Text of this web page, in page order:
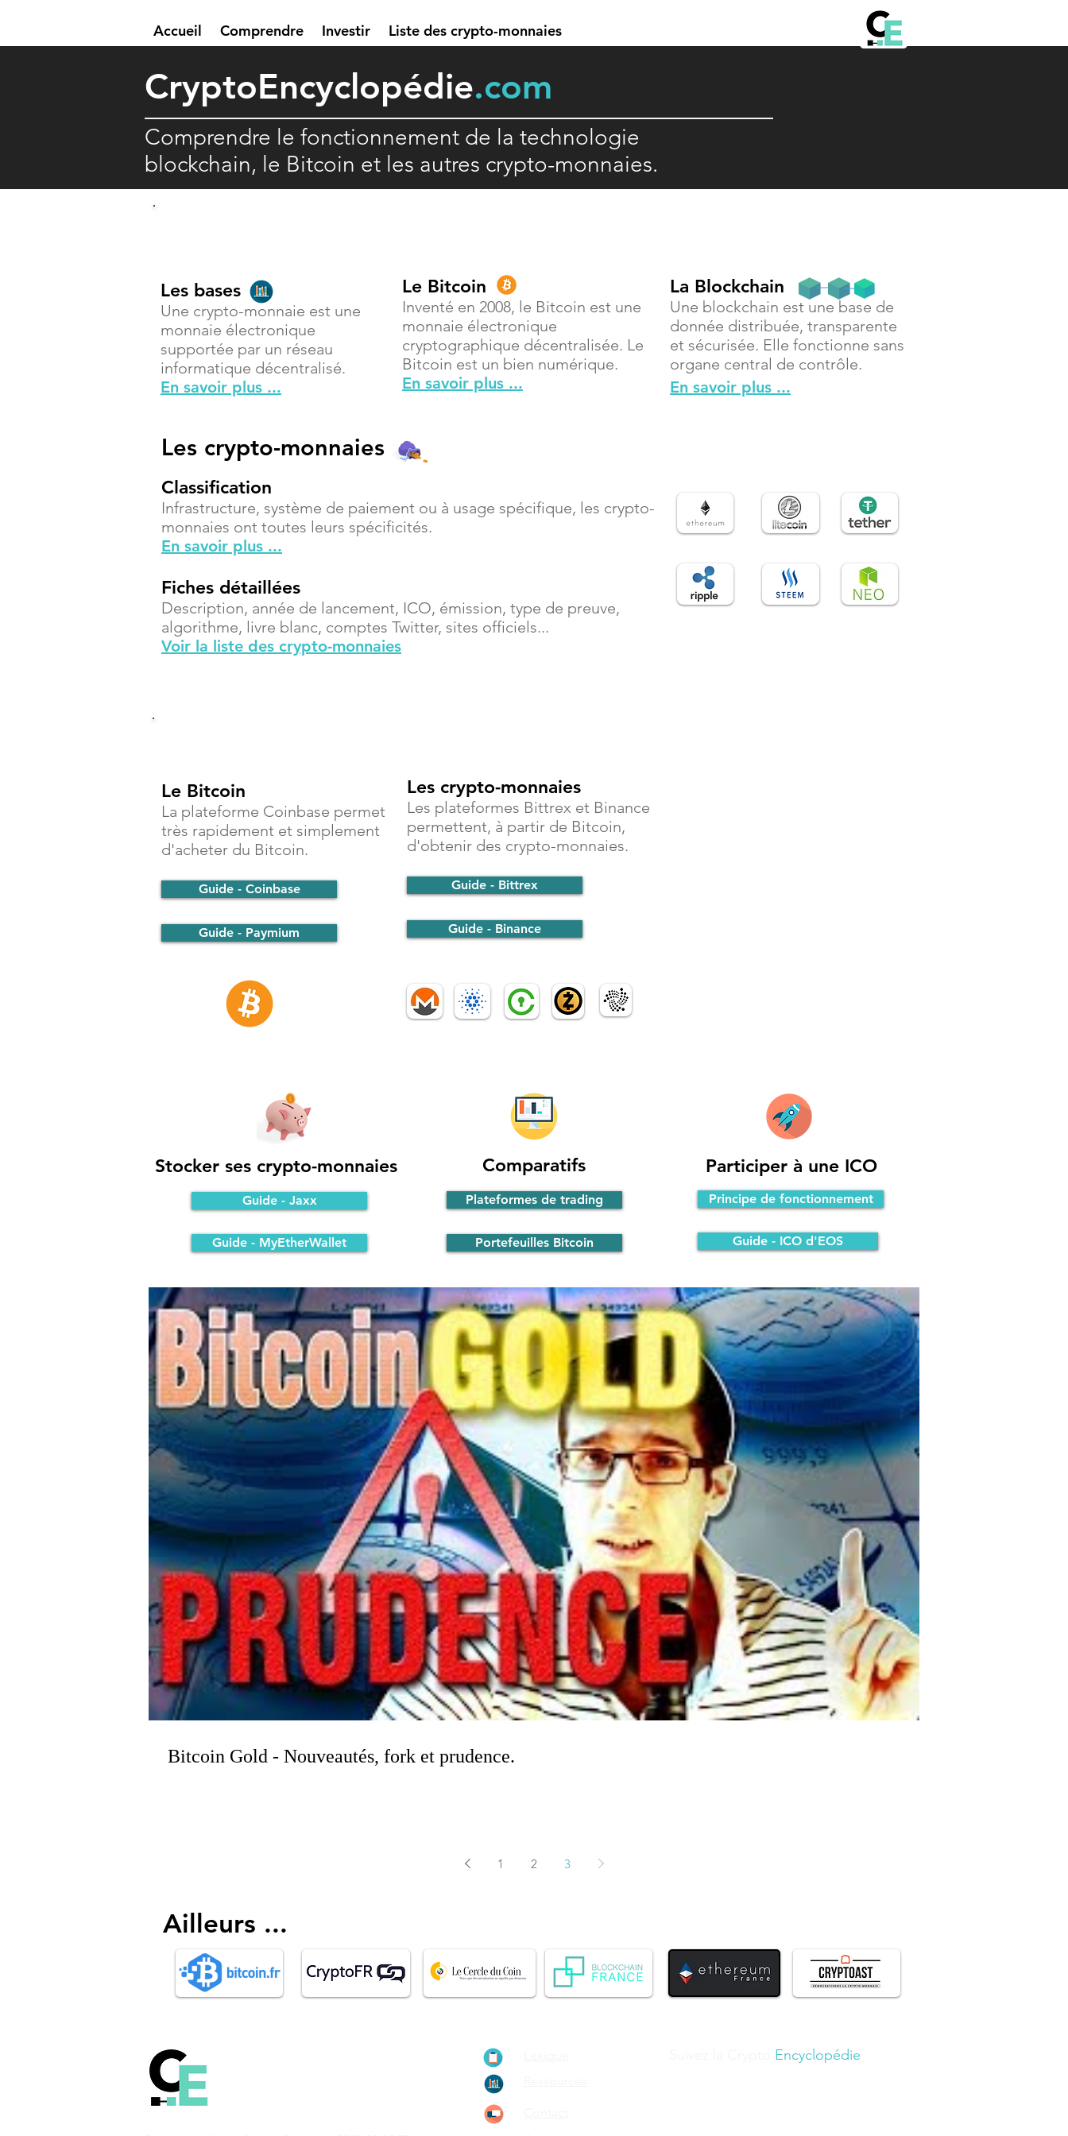
Accueil Comprendre Investir Liste des crypto-monnaies
CryptoEncyclopédie.com
Comprendre le fonctionnement de la technologie
blockchain, le Bitcoin et les autres crypto-monnaies.
Les bases
Une crypto-monnaie est une
monnaie électronique
supportée par un réseau
informatique décentralisé.
En savoir plus ...
Le Bitcoin
Inventé en 2008, le Bitcoin est une
monnaie électronique
cryptographique décentralisée. Le
Bitcoin est un bien numérique.
En savoir plus ...
La Blockchain
Une blockchain est une base de
donnée distribuée, transparente
et sécurisée. Elle fonctionne sans
organe central de contrôle.
En savoir plus ...
Les crypto-monnaies
Classification
Infrastructure, système de paiement ou à usage spécifique, les crypto-
monnaies ont toutes leurs spécificités.
En savoir plus ...
Fiches détaillées
Description, année de lancement, ICO, émission, type de preuve,
algorithme, livre blanc, comptes Twitter, sites officiels...
Voir la liste des crypto-monnaies
Le Bitcoin
La plateforme Coinbase permet
très rapidement et simplement
d'acheter du Bitcoin.
Guide - Coinbase
Guide - Paymium
Les crypto-monnaies
Les plateformes Bittrex et Binance
permettent, à partir de Bitcoin,
d'obtenir des crypto-monnaies.
Guide - Bittrex
Guide - Binance
Stocker ses crypto-monnaies Comparatifs
Guide - Jaxx Plateformes de trading
Guide - MyEtherWallet Portefeuilles Bitcoin
Participer à une ICO
Principe de fonctionnement
Guide - ICO d'EOS
Bitcoin Gold - Nouveautés, fork et prudence.
1 2 3
Ailleurs ...
Encyclopédie